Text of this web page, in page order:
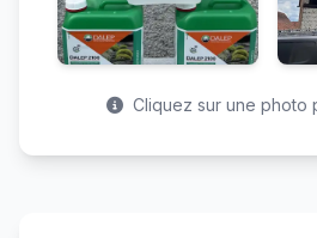
Cliquez sur une photo